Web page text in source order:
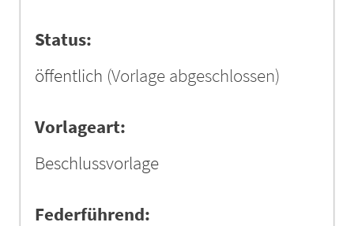
Status:
öffentlich (Vorlage abgeschlossen)
Vorlageart:
Beschlussvorlage
Federführend: